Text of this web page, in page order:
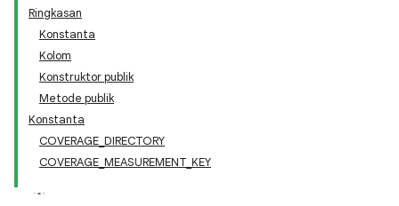
Ringkasan
Konstanta
Kolom
Konstruktor publik
Metode publik
Konstanta
COVERAGE_DIRECTORY
COVERAGE_MEASUREMENT_KEY